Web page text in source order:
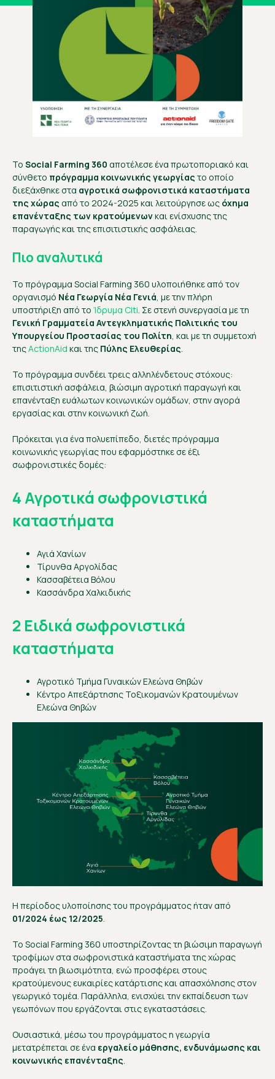
Το Social Farming 360 αποτέλεσε ένα πρωτοποριακό και
σύνθετο πρόγραμμα κοινωνικής γεωργίας το οποίο
διεξάχθηκε στα αγροτικά σωφρονιστικά καταστήματα
της χώρας από το 2024-2025 και λειτούργησε ως όχημα
επανένταξης των κρατούμενωνκαι ενίσχυσης της
παραγωγής και της επισιτιστικής ασφάλειας.
Πιο αναλυτικά
Το πρόγραμμα Social Farming 360 υλοποιήθηκε από τον
οργανισμό Νέα Γεωργία Νέα Γενιά, με την πλήρη
υποστήριξη από το Ίδρυμα Citi. Σε στενή συνεργασία με τη
Γενική Γραμματεία Αντεγκληματικής Πολιτικής του
Υπουργείου Προστασίας του Πολίτη, και με τη συμμετοχή
τηςActionAid και της Πύλης Ελευθερίας.
Το πρόγραμμα συνδέει τρεις αλληλένδετους στόχους:
επισιτιστική ασφάλεια, βιώσιμη αγροτική παραγωγή και
επανένταξη ευάλωτων κοινωνικών ομάδων, στην αγορά
εργασίας και στην κοινωνική ζωή.
Πρόκειται για ένα πολυεπίπεδο, διετές πρόγραμμα
κοινωνικής γεωργίας που εφαρμόστηκε σε έξι
σωφρονιστικές δομές:
4 Αγροτικά σωφρονιστικά
καταστήματα
Αγιά Χανίων
Τίρυνθα Αργολίδας
Κασσαβέτεια Βόλου
Κασσάνδρα Χαλκιδικής
2 Ειδικά σωφρονιστικά
καταστήματα
Αγροτικό Τμήμα Γυναικών Ελεώνα Θηβών
Κέντρο Απεξάρτησης Τοξικομανών Κρατουμένων
Ελεώνα Θηβών
Η περίοδος υλοποίησης του προγράμματος ήταν από
01/2024 έως 12/2025
Το Social Farming 360 υποστηρίζοντας τη βιώσιμη παραγωγή
τροφίμων στα σωφρονιστικά καταστήματα της χώρας
προάγει τη βιωσιμότητα, ενώ προσφέρει στους
κρατούμενους ευκαιρίες κατάρτισης και απασχόλησης στον
γεωργικό τομέα. Παράλληλα, ενισχύει την εκπαίδευση των
γεωπόνων που εργάζονται στις εγκαταστάσεις.
Ουσιαστικά, μέσω του προγράμματος η γεωργία
μετατρέπεται σε ένα εργαλείο μάθησης, ενδυνάμωσης και
κοινωνικής επανένταξης